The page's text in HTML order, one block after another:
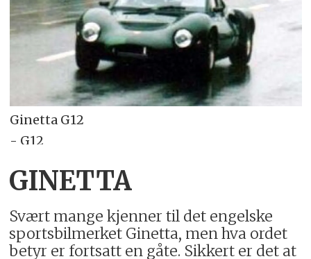
Ginetta G12
- G12
GINETTA
Svært mange kjenner til det engelske
sportsbilmerket Ginetta, men hva ordet
betyr er fortsatt en gåte. Sikkert er det at